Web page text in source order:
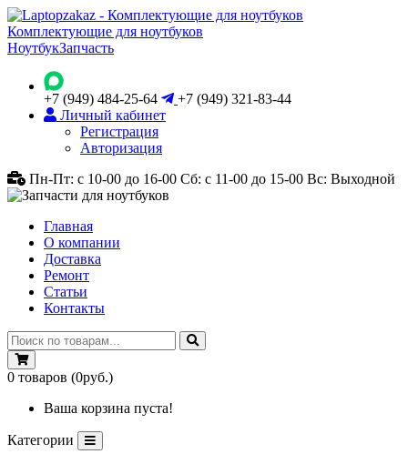
Комплектующие для ноутбуков
НоутбукЗапчасть
+7 (949) 484-25-64
+7 (949) 321-83-44
Личный кабинет
Регистрация
Авторизация
Пн-Пт: с 10-00 до 16-00 Сб: с 11-00 до 15-00 Вс: Выходной
Главная
О компании
Доставка
Ремонт
Статьи
Контакты
0 товаров (0руб.)
Ваша корзина пуста!
Категории